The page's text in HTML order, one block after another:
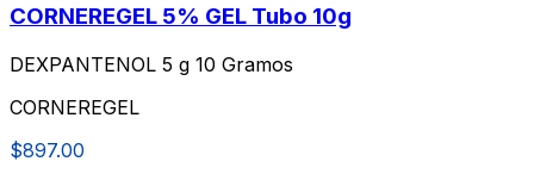
CORNEREGEL 5% GEL Tubo 10g
DEXPANTENOL 5 g 10 Gramos
CORNEREGEL
$897.00